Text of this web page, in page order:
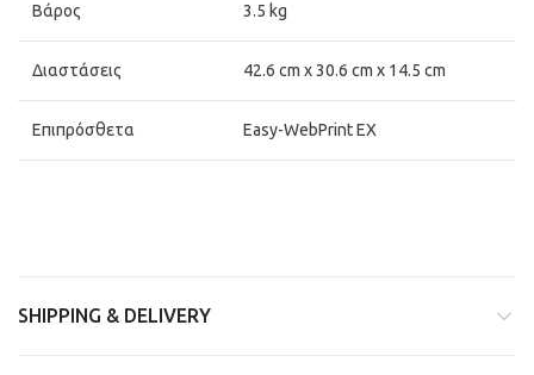
Βάρος 3.5 kg
Διαστάσεις 42.6 cm x 30.6 cm x 14.5 cm
Επιπρόσθετα Easy-WebPrint EX
SHIPPING & DELIVERY